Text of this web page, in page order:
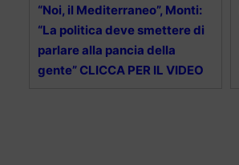
“Noi, il Mediterraneo”, Monti:
“La politica deve smettere di
parlare alla pancia della
gente” CLICCA PER IL VIDEO